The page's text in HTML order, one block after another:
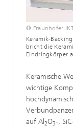
© Fraunhofer
Keramik-
bricht die
Eindringkörper
Keramische
wichtige
auf Al 2O3-,